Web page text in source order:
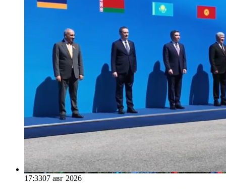
17:3307 авг 2026